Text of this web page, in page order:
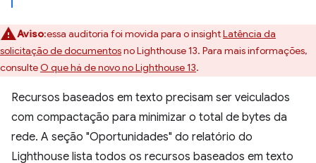
Aviso:essa auditoria foi movida para o insightLatência da
solicitação de documentosno Lighthouse 13. Para mais informações,
consulteO que há de novo no Lighthouse 13.
Recursos baseados em texto precisam ser veiculados
com compactação para minimizar o total de bytes da
rede. A seção "Oportunidades" do relatório do
Lighthouse lista todos os recursos baseados em texto